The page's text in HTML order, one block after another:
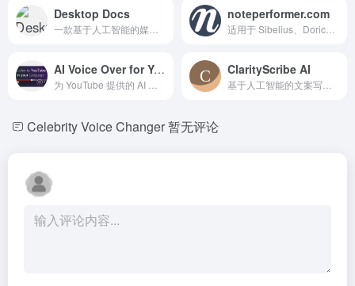
Desktop Docs noteperformer.com
AI Voice Over for YouTube ClarityScribe AI
Celebrity Voice Changer暂无评论